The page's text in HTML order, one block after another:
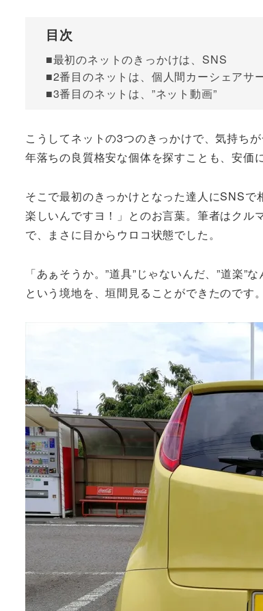
目次
■最初のネットのきっかけは、SNS
■2番目のネットは、個人間カーシェアサ
■3番目のネットは、”ネット動画”
こうしてネットの3つのきっかけで、気持ち
年落ちの良質格安な個体を探すことも、安価
そこで最初のきっかけとなった達人にSNSで
楽しいんですヨ！」とのお言葉。筆者はクル
で、まさに目からウロコ状態でした。
「あぁそうか。”道具”じゃないんだ、”道楽
という境地を、垣間見ることができたのです。